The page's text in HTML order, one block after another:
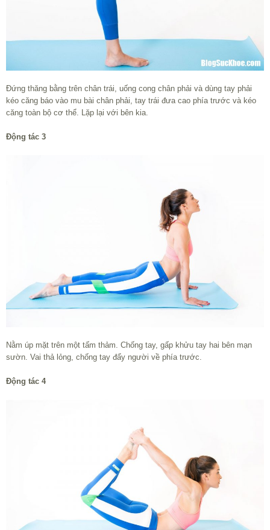
Đứng thăng bằng trên chân trái, uống cong chân phải và dùng tay phải
kéo căng báo vào mu bài chân phải, tay trái đưa cao phía trước và kéo
căng toàn bộ cơ thể. Lặp lại với bên kia.
Động tác 3
Nằm úp mặt trên một tấm thảm. Chống tay, gấp khửu tay hai bên mạn
sườn. Vai thả lỏng, chống tay đẩy người về phía trước.
Động tác 4